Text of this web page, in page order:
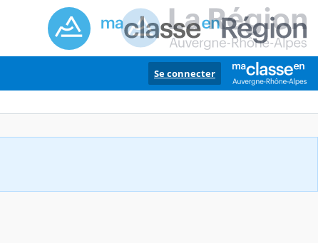
Se connecter